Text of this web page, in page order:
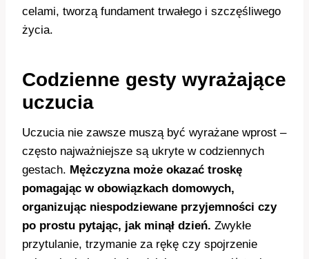
celami, tworzą fundament trwałego i szczęśliwego
życia.
Codzienne gesty wyrażające
uczucia
Uczucia nie zawsze muszą być wyrażane wprost –
często najważniejsze są ukryte w codziennych
gestach. Mężczyzna może okazać troskę
pomagając w obowiązkach domowych,
organizując niespodziewane przyjemności czy
po prostu pytając, jak minął dzień. Zwykłe
przytulanie, trzymanie za rękę czy spojrzenie